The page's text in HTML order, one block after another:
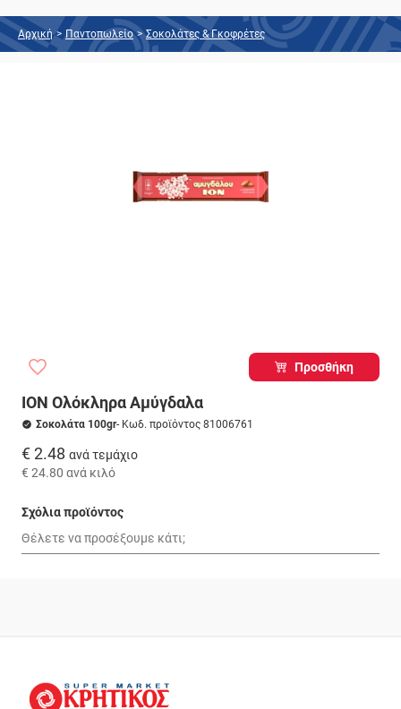
Αρχική > Παντοπωλείο > Σοκολάτες & Γκοφρέτες
Προσθήκη
ΙΟΝ Ολόκληρα Αμύγδαλα
Σοκολάτα 100gr- Κωδ. προϊόντος 81006761
€ 2.48 ανά τεμάχιο
€ 24.80 ανά κιλό
Σχόλια προϊόντος